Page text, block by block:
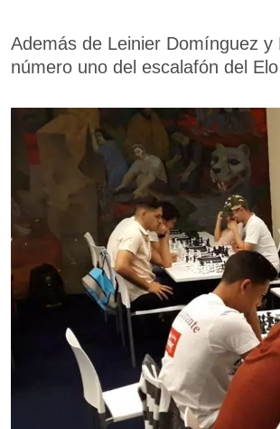
Además de Leinier Domínguez
número uno del escalafón del